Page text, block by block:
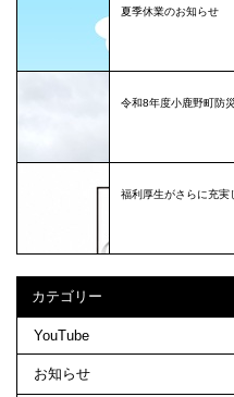
夏季休業のお知らせ
令和8年度小鹿野町防
福利厚生がさらに充実
カテゴリー
YouTube
お知らせ